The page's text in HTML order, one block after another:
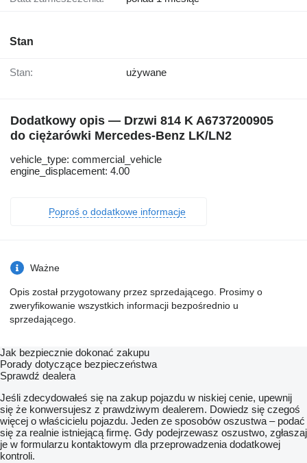
Stan
Stan: używane
Dodatkowy opis — Drzwi 814 K A6737200905
do ciężarówki Mercedes-Benz LK/LN2
vehicle_type: commercial_vehicle
engine_displacement: 4.00
Poproś o dodatkowe informacje
Ważne
Opis został przygotowany przez sprzedającego. Prosimy o
zweryfikowanie wszystkich informacji bezpośrednio u
sprzedającego.
Jak bezpiecznie dokonać zakupu
Porady dotyczące bezpieczeństwa
Sprawdź dealera
Jeśli zdecydowałeś się na zakup pojazdu w niskiej cenie, upewnij
się że konwersujesz z prawdziwym dealerem. Dowiedz się czegoś
więcej o właścicielu pojazdu. Jeden ze sposobów oszustwa – podać
się za realnie istniejącą firmę. Gdy podejrzewasz oszustwo, zgłaszaj
je w formularzu kontaktowym dla przeprowadzenia dodatkowej
kontroli.